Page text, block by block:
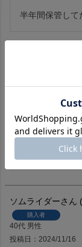
半年間保管して
30代
2025/03/04
にフィットす
ソムライダー
購入者
40代 男性
投稿日
2024/11/16